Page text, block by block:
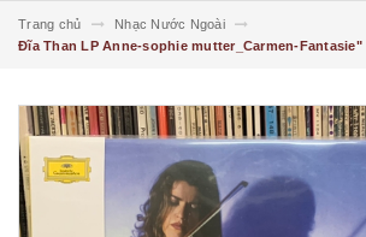
Trang chủ
Nhạc Nước Ngoài
Đĩa Than LP Anne-sophie mutter_Carmen-Fantasie"